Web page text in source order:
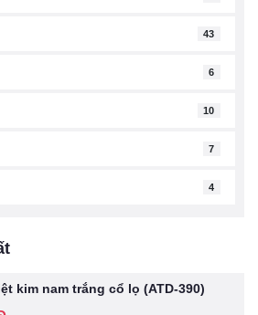
43
6
10
7
4
kim nam trắng cổ lọ (ATD-390)